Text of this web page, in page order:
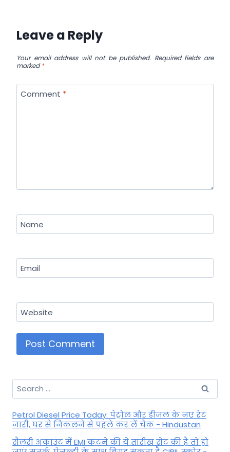
Leave a Reply
Your email address will not be published. Required fields are
marked*
Comment *
Name
Email
Website
Search
for:
Petrol Diesel Price Today: पेट्रोल और डीजल के नए रेट
जारी, घर से निकलने से पहले कर लें चेक - Hindustan
सैलरी अकाउंट में EMI कटने की ये तारीख सेट की है तो हो